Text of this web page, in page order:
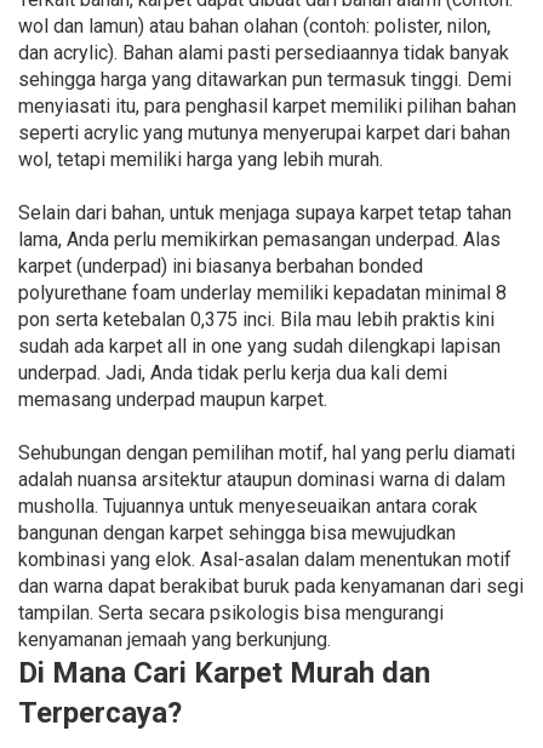
wol dan lamun) atau bahan olahan (contoh: polister, nilon,
dan acrylic). Bahan alami pasti persediaannya tidak banyak
sehingga harga yang ditawarkan pun termasuk tinggi. Demi
menyiasati itu, para penghasil karpet memiliki pilihan bahan
seperti acrylic yang mutunya menyerupai karpet dari bahan
wol, tetapi memiliki harga yang lebih murah.
Selain dari bahan, untuk menjaga supaya karpet tetap tahan
lama, Anda perlu memikirkan pemasangan underpad. Alas
karpet (underpad) ini biasanya berbahan bonded
polyurethane foam underlay memiliki kepadatan minimal 8
pon serta ketebalan 0,375 inci. Bila mau lebih praktis kini
sudah ada karpet all in one yang sudah dilengkapi lapisan
underpad. Jadi, Anda tidak perlu kerja dua kali demi
memasang underpad maupun karpet.
Sehubungan dengan pemilihan motif, hal yang perlu diamati
adalah nuansa arsitektur ataupun dominasi warna di dalam
musholla. Tujuannya untuk menyeseuaikan antara corak
bangunan dengan karpet sehingga bisa mewujudkan
kombinasi yang elok. Asal-asalan dalam menentukan motif
dan warna dapat berakibat buruk pada kenyamanan dari segi
tampilan. Serta secara psikologis bisa mengurangi
kenyamanan jemaah yang berkunjung.
Di Mana Cari Karpet Murah dan
Terpercaya?